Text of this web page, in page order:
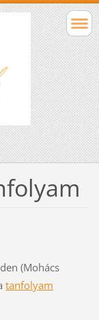
(Mohács
tanfolyam